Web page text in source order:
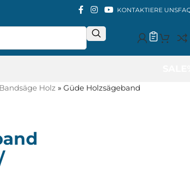
KONTAKTIERE UNS
Bandsäge Holz » Güde Holzsägeband